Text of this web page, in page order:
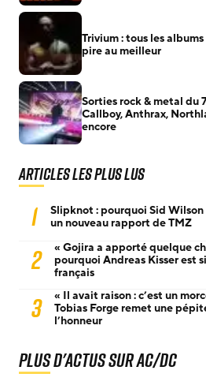
Trivium : tous les
pire au meilleur
Sorties rock & metal du
Callboy, Anthrax,
encore
Articles les plus lus
1
Slipknot : pourquoi Sid
un nouveau rapport de TMZ
2
« Gojira a apporté quelque
pourquoi Andreas Kisser est
français
3
« Il avait raison : c’est un
Tobias Forge remet une
l’honneur
Plus d'actus sur AC/DC